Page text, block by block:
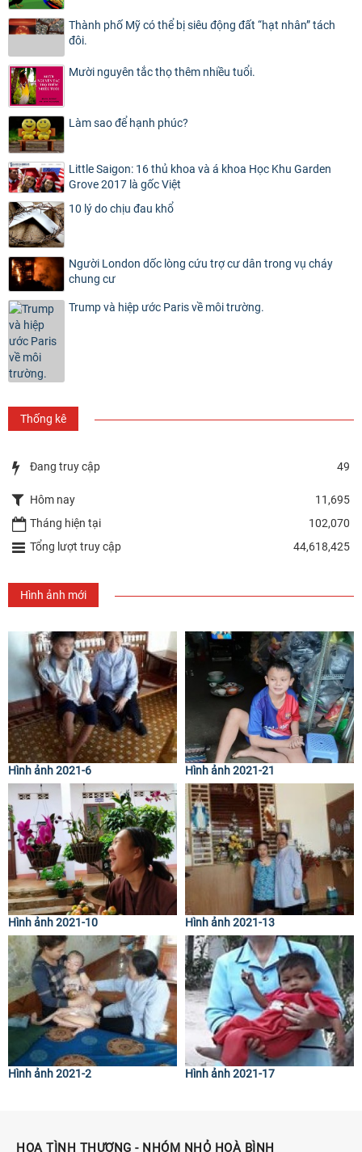
Thành phố Mỹ có thể bị siêu động đất “hạt nhân” tách
đôi.
Mười nguyên tắc thọ thêm nhiều tuổi.
Làm sao để hạnh phúc?
Little Saigon: 16 thủ khoa và á khoa Học Khu Garden
Grove 2017 là gốc Việt
10 lý do chịu đau khổ
Người London dốc lòng cứu trợ cư dân trong vụ cháy
chung cư
Trump và hiệp ước Paris về môi trường.
Thống kê
Đang truy cập 49
Hôm nay
11,695
Tháng hiện tại
102,070
Tổng lượt truy cập
44,618,425
Hình ảnh mới
Hình ảnh 2021-6 Hình ảnh 2021-21
Hình ảnh 2021-10 Hình ảnh 2021-13
Hình ảnh 2021-2 Hình ảnh 2021-17
HOA TÌNH THƯƠNG - NHÓM NHỎ HOÀ BÌNH